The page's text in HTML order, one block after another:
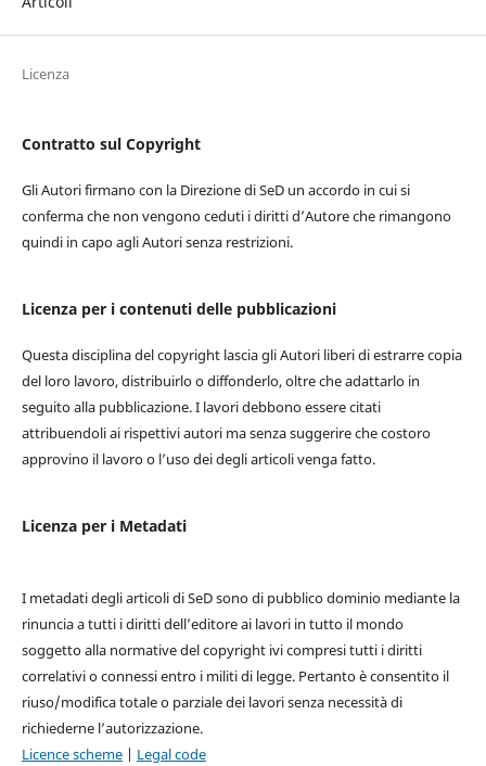
Licenza
Contratto sul Copyright
Gli Autori firmano con la Direzione di SeD un accordo in cui si
conferma che non vengono ceduti i diritti d’Autore che rimangono
quindi in capo agli Autori senza restrizioni.
Licenza per i contenuti delle pubblicazioni
Questa disciplina del copyright lascia gli Autori liberi di estrarre copia
del loro lavoro, distribuirlo o diffonderlo, oltre che adattarlo in
seguito alla pubblicazione. I lavori debbono essere citati
attribuendoli ai rispettivi autori ma senza suggerire che costoro
approvino il lavoro o l’uso dei degli articoli venga fatto.
Licenza per i Metadati
I metadati degli articoli di SeD sono di pubblico dominio mediante la
rinuncia a tutti i diritti dell’editore ai lavori in tutto il mondo
soggetto alla normative del copyright ivi compresi tutti i diritti
correlativi o connessi entro i militi di legge. Pertanto è consentito il
riuso/modifica totale o parziale dei lavori senza necessità di
richiederne l’autorizzazione.
Licence scheme| Legal code